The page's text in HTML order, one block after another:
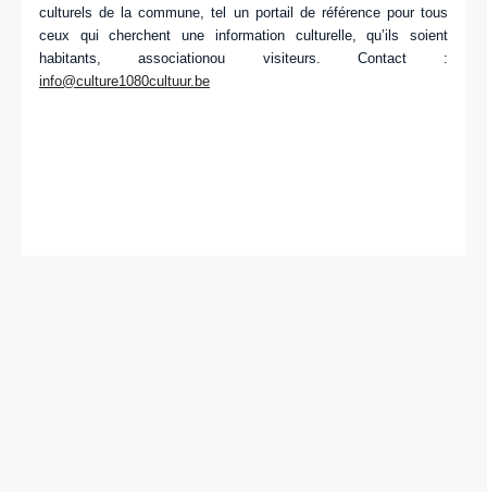
culturels de la commune, tel un portail de référence pour tous
ceux qui cherchent une information culturelle, qu’ils soient
habitants, associationou visiteurs. Contact :
info@culture1080cultuur.be